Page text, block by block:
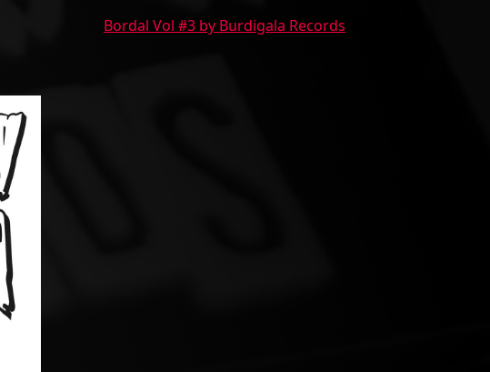
Bordal Vol #3 by Burdigala Records